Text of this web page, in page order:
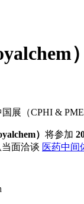
展（CPHI &
） 将参加
当面洽谈 医药中间